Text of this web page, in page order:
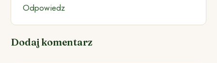
Odpowiedz
Dodaj komentarz